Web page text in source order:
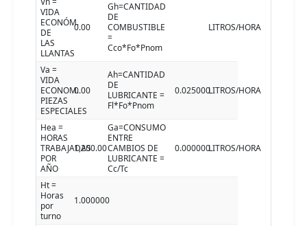
VIDA
ECONÓM.
DE
LAS
LLANTAS
0.00
Gh=CANTIDAD
DE
COMBUSTIBLE
=
Cco*Fo*Pnom
LITROS/HORA
Va =
VIDA
ECONOM.
PIEZAS
ESPECIALES
0.00
Ah=CANTIDAD
DE
LUBRICANTE =
Fl*Fo*Pnom
0.025000LITROS/HORA
Hea =
HORAS
TRABAJADAS
POR
AÑO
1,200.00
Ga=CONSUMO
ENTRE
CAMBIOS DE
LUBRICANTE =
Cc/Tc
0.000000LITROS/HORA
Ht =
Horas
por
turno
1.000000